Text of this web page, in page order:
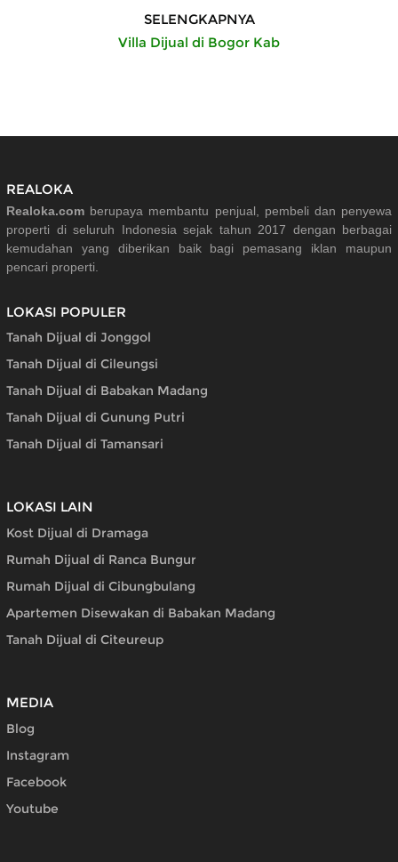
SELENGKAPNYA
Villa Dijual di Bogor Kab
REALOKA
Realoka.com berupaya membantu penjual, pembeli dan penyewa
properti di seluruh Indonesia sejak tahun 2017 dengan berbagai
kemudahan yang diberikan baik bagi pemasang iklan maupun
pencari properti.
LOKASI POPULER
Tanah Dijual di Jonggol
Tanah Dijual di Cileungsi
Tanah Dijual di Babakan Madang
Tanah Dijual di Gunung Putri
Tanah Dijual di Tamansari
LOKASI LAIN
Kost Dijual di Dramaga
Rumah Dijual di Ranca Bungur
Rumah Dijual di Cibungbulang
Apartemen Disewakan di Babakan Madang
Tanah Dijual di Citeureup
MEDIA
Blog
Instagram
Facebook
Youtube